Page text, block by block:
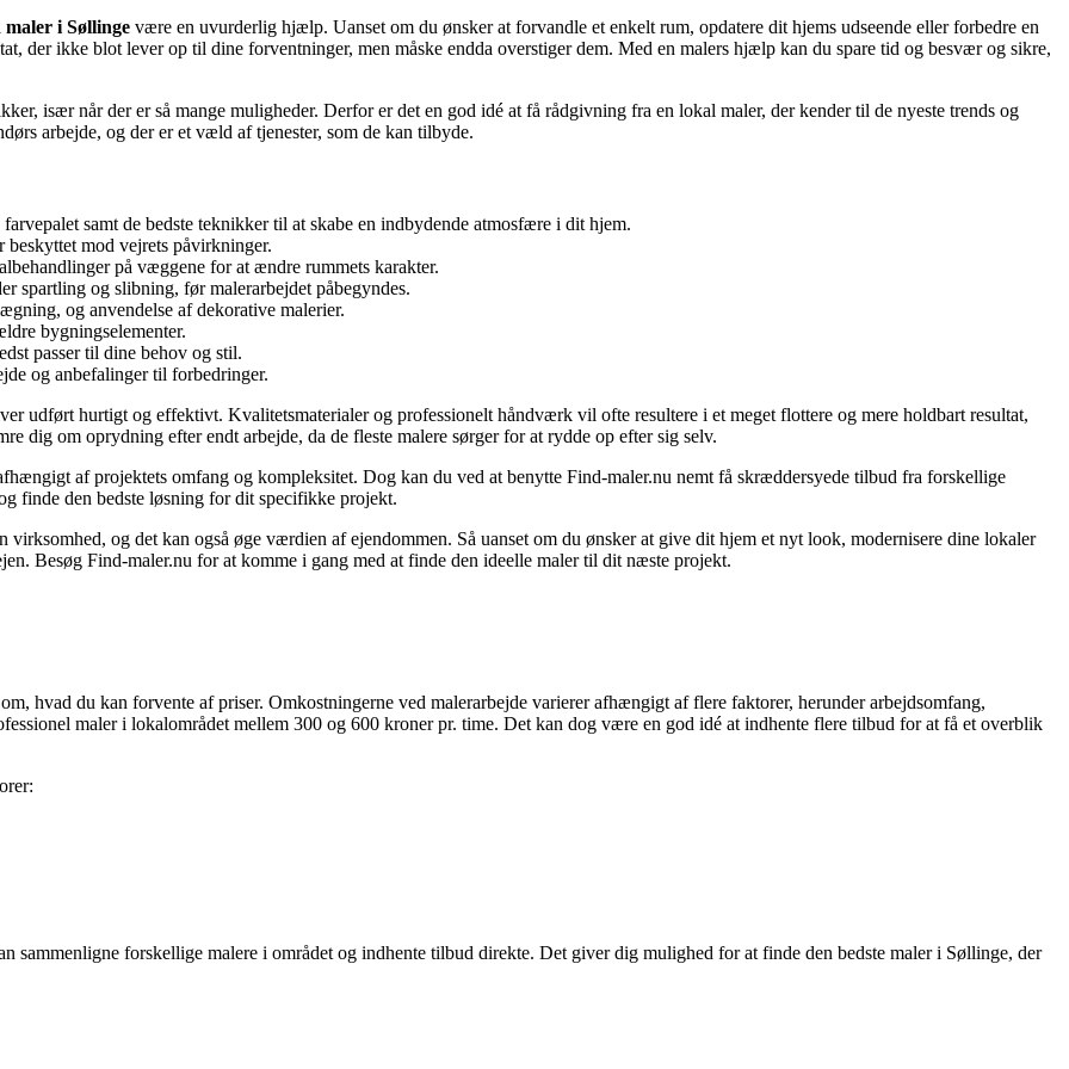
maler i Søllinge være en uvurderlig hjælp. Uanset om du ønsker at forvandle et enkelt rum, opdatere dit hjems udseende eller forbedre en
der ikke blot lever op til dine forventninger, men måske endda overstiger dem. Med en malers hjælp kan du spare tid og besvær og sikre,
især når der er så mange muligheder. Derfor er det en god idé at få rådgivning fra en lokal maler, der kender til de nyeste trends og
arbejde, og der er et væld af tjenester, som de kan tilbyde.
samt de bedste teknikker til at skabe en indbydende atmosfære i dit hjem.
mod vejrets påvirkninger.
på væggene for at ændre rummets karakter.
spartling og slibning, før malerarbejdet påbegyndes.
og anvendelse af dekorative malerier.
bygningselementer.
passer til dine behov og stil.
og anbefalinger til forbedringer.
udført hurtigt og effektivt. Kvalitetsmaterialer og professionelt håndværk vil ofte resultere i et meget flottere og mere holdbart resultat,
dig om oprydning efter endt arbejde, da de fleste malere sørger for at rydde op efter sig selv.
af projektets omfang og kompleksitet. Dog kan du ved at benytte Find-maler.nu nemt få skræddersyede tilbud fra forskellige
finde den bedste løsning for dit specifikke projekt.
og det kan også øge værdien af ejendommen. Så uanset om du ønsker at give dit hjem et nyt look, modernisere dine lokaler
Besøg Find-maler.nu for at komme i gang med at finde den ideelle maler til dit næste projekt.
hvad du kan forvente af priser. Omkostningerne ved malerarbejde varierer afhængigt af flere faktorer, herunder arbejdsomfang,
maler i lokalområdet mellem 300 og 600 kroner pr. time. Det kan dog være en god idé at indhente flere tilbud for at få et overblik
sammenligne forskellige malere i området og indhente tilbud direkte. Det giver dig mulighed for at finde den bedste maler i Søllinge, der